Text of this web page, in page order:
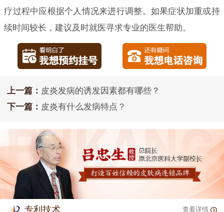
疗过程中应根据个人情况来进行调整。如果症状加重或持
续时间较长，建议及时就医寻求专业的医生帮助。
上一篇： 皮炎发病的诱发因素都有哪些？
下一篇： 皮炎有什么发病特点？
专利技术 查看详情